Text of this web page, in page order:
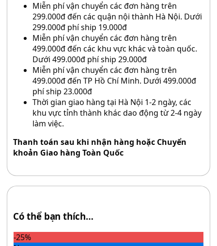
Miễn phí vận chuyển các đơn hàng trên
299.000đ đến các quận nội thành Hà Nội. Dưới
299.000đ phí ship 19.000đ
Miễn phí vận chuyển các đơn hàng trên
499.000đ đến các khu vực khác và toàn quốc.
Dưới 499.000đ phí ship 29.000đ
Miễn phí vận chuyển các đơn hàng trên
499.000đ đến TP Hồ Chí Minh. Dưới 499.000đ
phí ship 23.000đ
Thời gian giao hàng tại Hà Nội 1-2 ngày, các
khu vực tỉnh thành khác dao động từ 2-4 ngày
làm việc.
Thanh toán sau khi nhận hàng hoặc Chuyển
khoản Giao hàng Toàn Quốc
Có thể bạn thích…
-25%